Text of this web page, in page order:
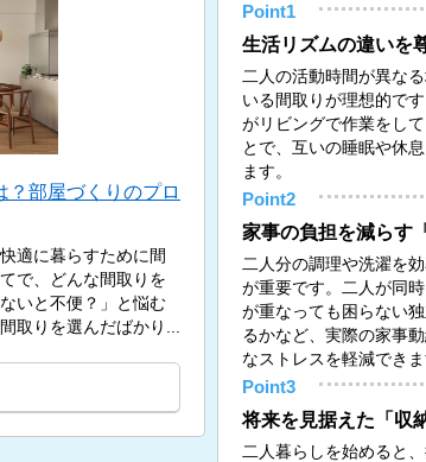
？部屋づくりのプロ
適に暮らすために間
で、どんな間取りを
いと不便？」と悩む
取りを選んだばかり...
Point1
生活リズムの違いを
二人の活動時間が異な
いる間取りが理想的で
がリビングで作業をし
とで、互いの睡眠や休
ます。
Point2
家事の負担を減らす
二人分の調理や洗濯を
が重要です。二人が同
が重なっても困らない
るかなど、実際の家事
なストレスを軽減できま
Point3
将来を見据えた「収
二人暮らしを始めると